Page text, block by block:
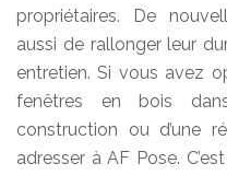
propriétaires. De
aussi de rallonger leur
entretien. Si vous avez
fenêtres en bois
construction ou d’une
adresser à AF Pose.